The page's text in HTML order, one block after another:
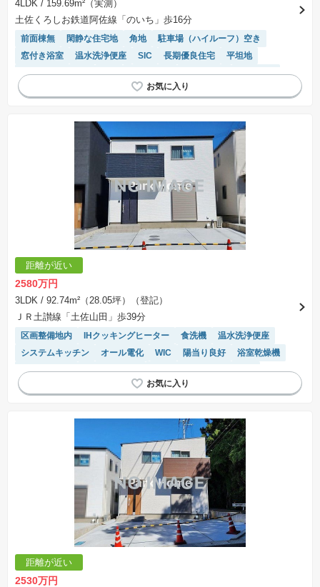
4LDK / 159.69m²（実測）
土佐くろしお鉄道阿佐線「のいち」歩16分
前面棟無 閑静な住宅地 角地
駐車場（ハイルーフ）空き
窓付き浴室
温水洗浄便座 SIC 長期優良住宅
平坦地
システムキッチン
WIC 陽当り良好 浴室乾燥機
EV充電器
対面キッチン
接面道路の幅が６m以上
距離が近い
2580万円
3LDK / 92.74m²（28.05坪）（登記）
ＪＲ土讃線「土佐山田」歩39分
区画整備地内 IHクッキングヒーター 食洗機
温水洗浄便座
システムキッチン
オール電化 WIC 陽当り良好
浴室乾燥機
対面キッチン
トイレ2個以上 モニター付きインターホン
距離が近い
2530万円